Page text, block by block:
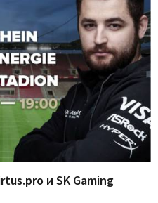
и SK Gaming